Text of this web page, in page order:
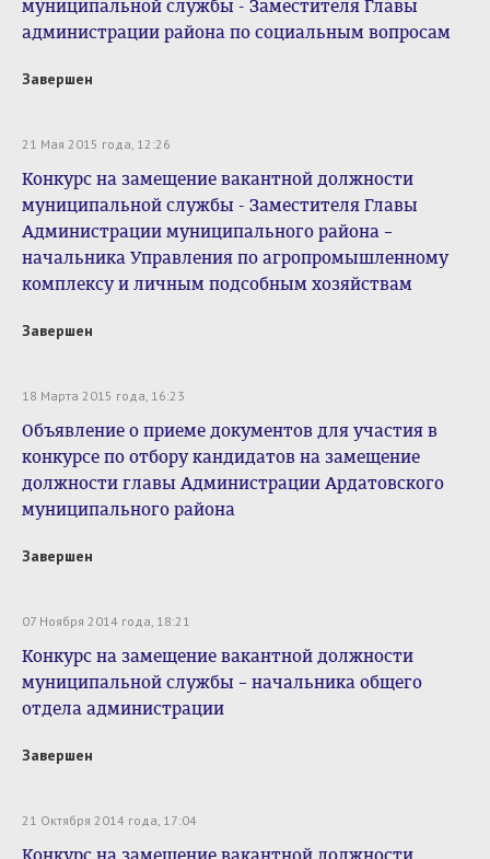
муниципальной службы - Заместителя Главы
администрации района по социальным вопросам
Завершен
21 Мая 2015 года, 12:26
Конкурс на замещение вакантной должности
муниципальной службы - Заместителя Главы
Администрации муниципального района –
начальника Управления по агропромышленному
комплексу и личным подсобным хозяйствам
Завершен
18 Марта 2015 года, 16:23
Объявление о приеме документов для участия в
конкурсе по отбору кандидатов на замещение
должности главы Администрации Ардатовского
муниципального района
Завершен
07 Ноября 2014 года, 18:21
Конкурс на замещение вакантной должности
муниципальной службы – начальника общего
отдела администрации
Завершен
21 Октября 2014 года, 17:04